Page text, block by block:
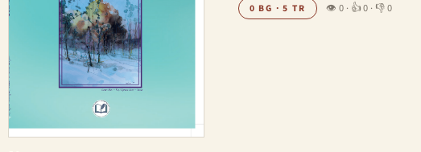
0 BG · 5 TR 👁 0· 👍 0· 👎 0